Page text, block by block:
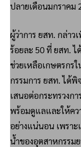
ปลายเดือนมกราคม
ผู้ว่าการ ยสท. กล่าว
ร้อยละ 50 ที่ ยสท.
ช่วยเหลือเกษตรกร
กรรมการ ยสท. ได้
เสนอต่อกระทรวงก
พร้อมดูแลและให้คว
อย่างแน่นอน เพรา
น้ำของอุตสาหกรรม